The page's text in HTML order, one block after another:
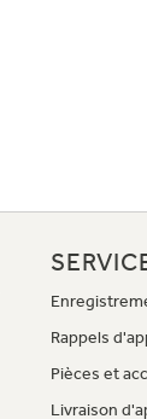
Rappels
Pièces et
Livraison